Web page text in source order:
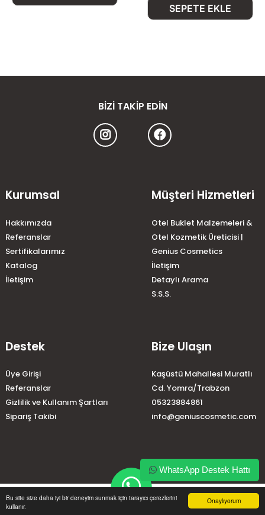
Onaylıyorum
Bu site size daha iyi bir deneyim sunmak için tarayıcı çerezlerini
kullanır.
SEPETE EKLE
home
Anasayfa
account_circle local_shipping
Sipariş Takibi
phone
İletişim
WhatsApp Destek Hattı
BIZI TAKIP EDIN
Kurumsal
Hakkımızda
Referanslar
Sertifikalarımız
Katalog
İletişim
Müşteri Hizmetleri
Otel Buklet Malzemeleri &
Otel Kozmetik Üreticisi |
Genius Cosmetics
İletişim
Detaylı Arama
S.S.S.
Destek
Üye Girişi
Referanslar
Gizlilik ve Kullanım Şartları
Sipariş Takibi
Bize Ulaşın
Kaşüstü Mahallesi Muratlı
Cd. Yomra/Trabzon
05323884861
info@geniuscosmetic.com